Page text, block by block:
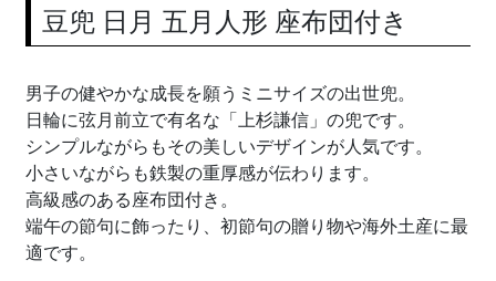
豆兜 日月 五月人形 座布団付き
男子の健やかな成長を願うミニサイズの出世兜。
日輪に弦月前立で有名な「上杉謙信」の兜です。
シンプルながらもその美しいデザインが人気です。
小さいながらも鉄製の重厚感が伝わります。
高級感のある座布団付き。
端午の節句に飾ったり、初節句の贈り物や海外土産に最
適です。